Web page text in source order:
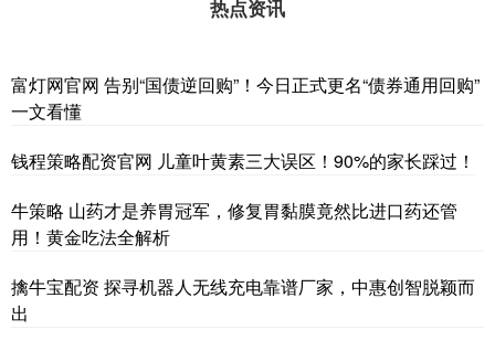
热点资讯
富灯网官网 告别“国债逆回购”！今日正式更名“债券通用回购”
一文看懂
钱程策略配资官网 儿童叶黄素三大误区！90%的家长踩过！
牛策略 山药才是养胃冠军，修复胃黏膜竟然比进口药还管
用！黄金吃法全解析
擒牛宝配资 探寻机器人无线充电靠谱厂家，中惠创智脱颖而
出